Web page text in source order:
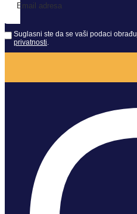
Email adresa
Suglasni ste da se vaši podaci
privatnosti